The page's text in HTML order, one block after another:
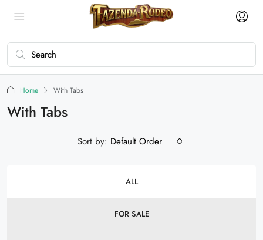
Home With Tabs
With Tabs
ALL
FOR SALE
Sort by: Default Order